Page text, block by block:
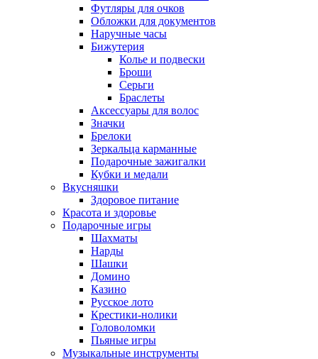
Футляры для очков
Обложки для документов
Наручные часы
Бижутерия
Колье и подвески
Броши
Серьги
Браслеты
Аксессуары для волос
Значки
Брелоки
Зеркальца карманные
Подарочные зажигалки
Кубки и медали
Вкусняшки
Здоровое питание
Красота и здоровье
Подарочные игры
Шахматы
Нарды
Шашки
Домино
Казино
Русское лото
Крестики-нолики
Головоломки
Пьяные игры
Музыкальные инструменты